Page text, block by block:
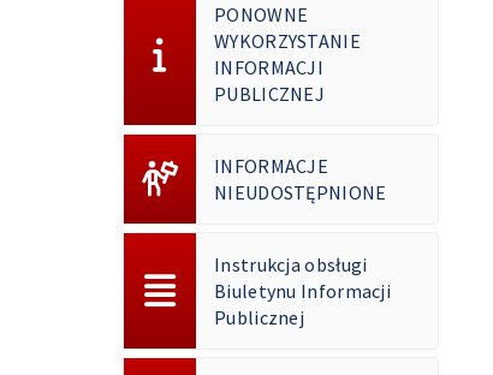
PONOWNE
WYKORZYSTANIE
INFORMACJI
PUBLICZNEJ
INFORMACJE
NIEUDOSTĘPNIONE
Instrukcja obsługi
Biuletynu Informacji
Publicznej